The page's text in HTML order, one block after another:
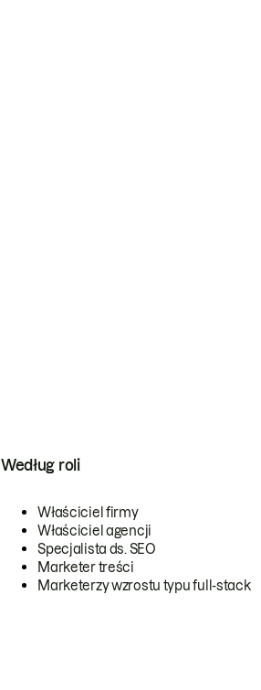
Według roli
Właściciel firmy
Właściciel agencji
Specjalista ds. SEO
Marketer treści
Marketerzy wzrostu typu full-stack